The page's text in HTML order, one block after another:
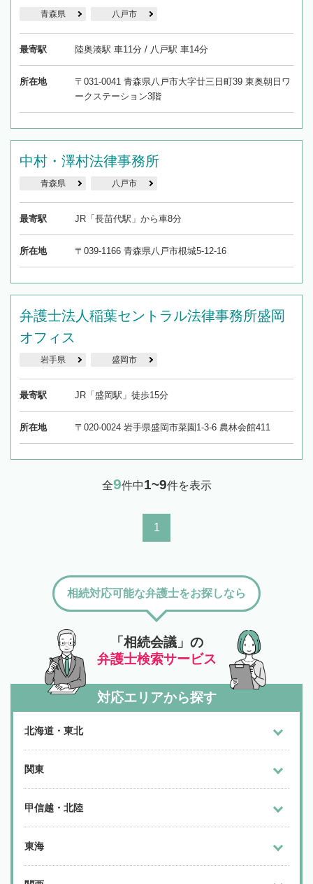
青森県 八戸市
最寄駅 陸奥湊駅 車11分 / 八戸駅 車14分
所在地
〒031-0041 青森県八戸市大字廿三日町39 東奥朝日ワ
ークステーション3階
中村・澤村法律事務所
青森県 八戸市
最寄駅 JR「長苗代駅」から車8分
所在地 〒039-1166 青森県八戸市根城5-12-16
弁護士法人稲葉セントラル法律事務所盛岡
オフィス
岩手県 盛岡市
最寄駅 JR「盛岡駅」徒歩15分
所在地 〒020-0024 岩手県盛岡市菜園1-3-6 農林会館411
全9件中1~9件を表示
1
「相続会議」の
弁護士検索サービス
相続対応可能な弁護士をお探しなら
対応エリアから探す
北海道・東北
関東
甲信越・北陸
東海